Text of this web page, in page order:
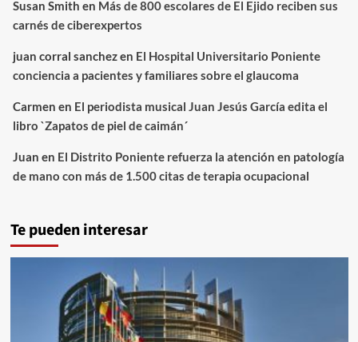
Susan Smith en Más de 800 escolares de El Ejido reciben sus
carnés de ciberexpertos
juan corral sanchezen El Hospital Universitario Poniente
conciencia a pacientes y familiares sobre el glaucoma
Carmen en El periodista musical Juan Jesús García edita el
libro `Zapatos de piel de caimán´
Juan en El Distrito Poniente refuerza la atención en patología
de mano con más de 1.500 citas de terapia ocupacional
Te pueden interesar